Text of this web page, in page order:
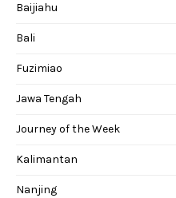
Baijiahu
Bali
Fuzimiao
Jawa Tengah
Journey of the Week
Kalimantan
Nanjing